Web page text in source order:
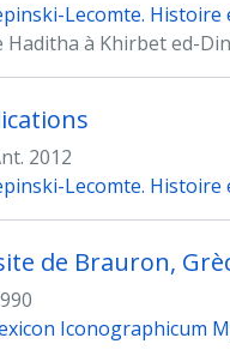
Lecomte.
à Khirbet ed-
2012
Lecomte.
de Brauron,
Iconographicum